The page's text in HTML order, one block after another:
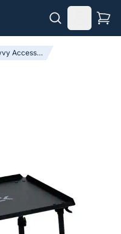
Bivvy Accessoires